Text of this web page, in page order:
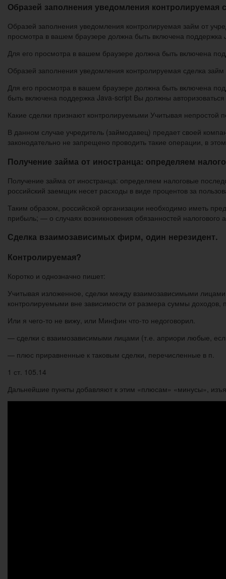
Образей заполнения уведомления контролируемая
Образей заполнения уведомления контролируемая займ от
просмотра в вашем браузере должна быть включена
Для его просмотра в вашем браузере должна быть включена
Образей заполнения уведомления контролируемая сделка
Для его просмотра в вашем браузере должна быть включена
быть включена поддержка Java-script Вы должны
Какие сделки признают контролируемыми Учитывая
В данном случае учредитель (займодавец) предает своей
законодательно не запрещено проводить такие операции, в
Получение займа от иностранца: определяем
Получение займа от иностранца: определяем налоговые
российский заемщик несет расходы в виде процентов за
Таким образом, российской организации необходимо иметь
прибыль; — о случаях возникновения обязанностей
Сделка взаимозависимых фирм, один нерезидент.
Контролируемая?
Коротко и однозначно пишет:
Учитывая изложенное, сделки между взаимозависимыми
контролируемыми вне зависимости от размера суммы доходов,
Или я чего-то не вижу, или Минфин что-то недоговорил.
— сделки с взаимозависимыми лицами (т.е. априори любые,
— плюс приравненные к таковым сделки, перечисленные в п.
1 ст. 105.14
Дальнейшие пункты добавляют к этим «плюсам» «минусы»,